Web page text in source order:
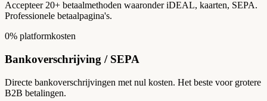
Accepteer 20+ betaalmethoden waaronder iDEAL, kaarten, SEPA.
Professionele betaalpagina's.
0% platformkosten
Bankoverschrijving / SEPA
Directe bankoverschrijvingen met nul kosten. Het beste voor grotere
B2B betalingen.